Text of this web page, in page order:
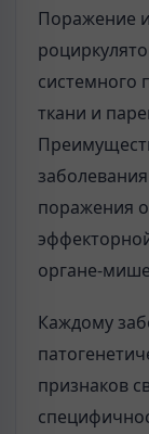
Поражение
системного
ткани и
поражения
органе-
Каждому
признаков